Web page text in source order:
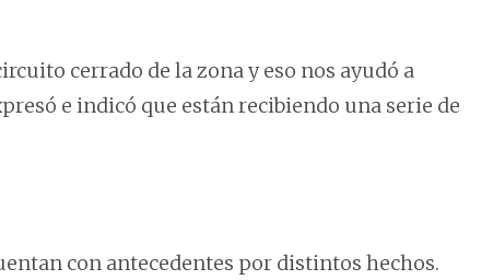
cerrado de la zona y eso nos ayudó a
e indicó que están recibiendo una serie de
con antecedentes por distintos hechos.